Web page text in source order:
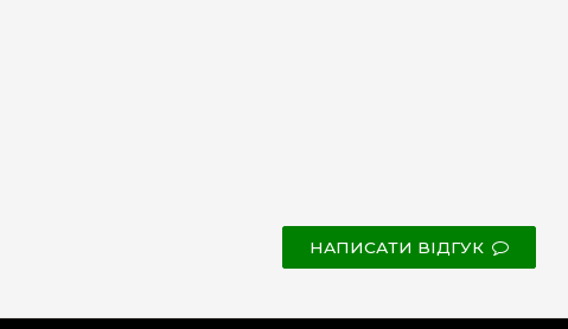
НАПИСАТИ ВІДГУК